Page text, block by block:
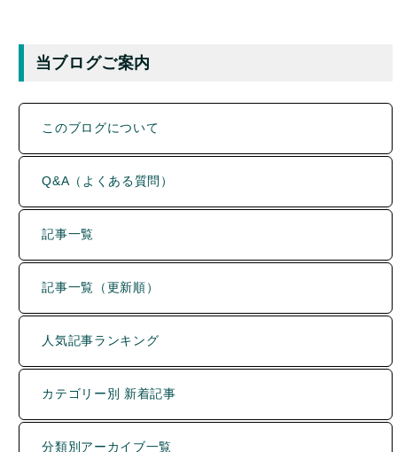
このブログについて
Q&A（よくある質問）
記事一覧
記事一覧（更新順）
人気記事ランキング
カテゴリー別 新着記事
分類別アーカイブ一覧
直近のコメント一覧